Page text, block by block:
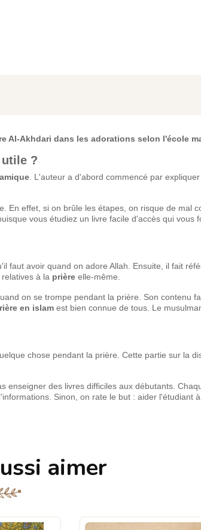
Al-Akhdari dans les adorations selon l'école
?
. L'auteur a d'abord commencé par
En effet, si on brûle les étapes, on risque de mal
vous étudiez un livre facile d'accès qui vous
faut avoir quand on adore Allah. Ensuite, il fait
à la prière elle-même.
on se trompe pendant la prière. Son contenu
en islam est bien connue de tous. Le
chose pendant la prière. Cette partie sur la
enseigner des livres difficiles aux débutants.
Sinon, on rate le but : aider l'étudiant
aimer